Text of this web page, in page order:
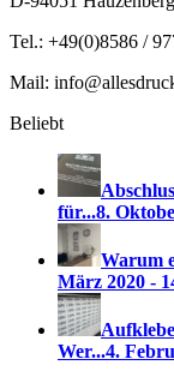
Tel.: +49(0)8586 /
Mail:
Beliebt
für...8.
Warum
März 2020 -
Wer...4.